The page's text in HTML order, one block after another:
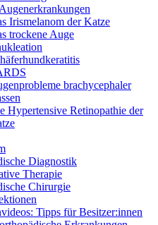
Irismelanom der Katze
trockene Auge
brachycephaler
Hypertensive Retinopathie der
Diagnostik
Therapie
Chirurgie
Tipps für Besitzer:innen